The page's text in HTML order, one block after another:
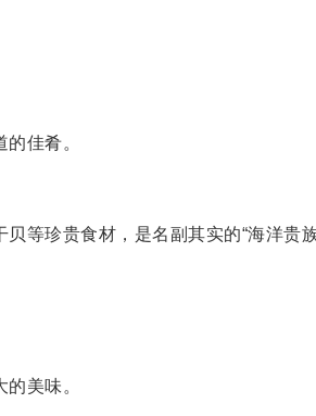
佳肴。
等珍贵食材，是名副其实的“海洋贵
美味。